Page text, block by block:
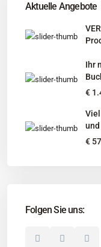
Aktuelle Angebote
Ihr
€
und
€
Folgen Sie uns:
Unternehmen
Immobilienangebote
© 2025 Borkenhagen